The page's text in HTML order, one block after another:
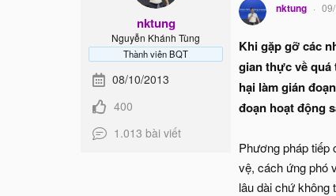
nktung
Nguyễn Khánh Tùng
Thành viên BQT
08/10/2013
400
1.013 bài viết
nktung
Khi gặp gỡ các
gian thực về quá
hại làm gián
đoạn hoạt động
Phương pháp
vệ, cách ứng phó
lâu dài chứ không